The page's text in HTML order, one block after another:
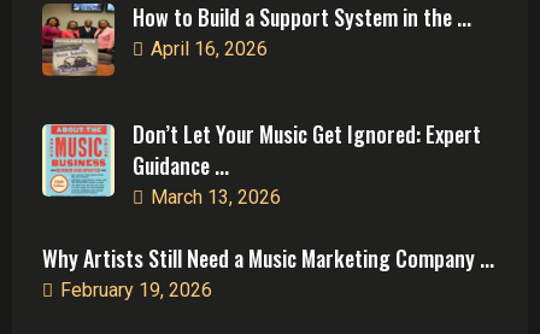
How to Build a Support System in the ...
April 16, 2026
Don’t Let Your Music Get Ignored: Expert
Guidance ...
March 13, 2026
Why Artists Still Need a Music Marketing Company ...
February 19, 2026